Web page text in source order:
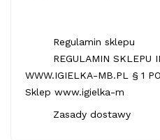
Regulamin sklepu
REGULAMIN SKLEPU
WWW.IGIELKA-MB.PL § 1
Sklep www.igielka-m
Zasady dostawy